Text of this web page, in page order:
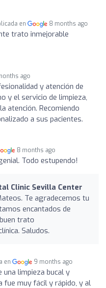
en 8 months ago
trato inmejorable
ago
y atención de
y el servicio de limpieza,
atención. Recomiendo
a sus pacientes.
8 months ago
Todo estupendo!
Clinic Sevilla Center
Te agradecemos tu
encantados de
trato
Saludos.
en 9 months ago
una limpieza bucal y
fue muy fácil y rápido, y al